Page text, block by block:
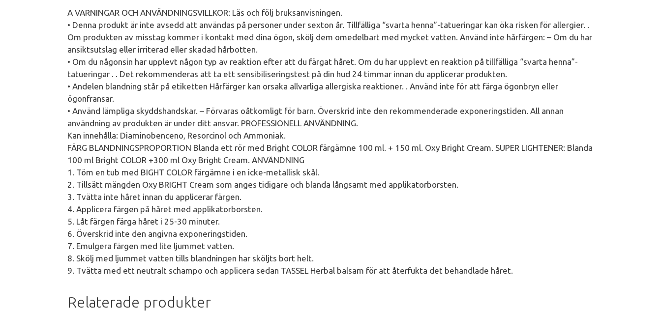
A VARNINGAR OCH ANVÄNDNINGSVILLKOR: Läs och följ bruksanvisningen.
• Denna produkt är inte avsedd att användas på personer under sexton år. Tillfälliga “svarta henna”-tatueringar kan öka risken för allergier. .
Om produkten av misstag kommer i kontakt med dina ögon, skölj dem omedelbart med mycket vatten. Använd inte hårfärgen: – Om du har
ansiktsutslag eller irriterad eller skadad hårbotten.
• Om du någonsin har upplevt någon typ av reaktion efter att du färgat håret. Om du har upplevt en reaktion på tillfälliga “svarta henna”-
tatueringar . . Det rekommenderas att ta ett sensibiliseringstest på din hud 24 timmar innan du applicerar produkten.
• Andelen blandning står på etiketten Hårfärger kan orsaka allvarliga allergiska reaktioner. . Använd inte för att färga ögonbryn eller
ögonfransar.
• Använd lämpliga skyddshandskar. – Förvaras oåtkomligt för barn. Överskrid inte den rekommenderade exponeringstiden. All annan
användning av produkten är under ditt ansvar. PROFESSIONELL ANVÄNDNING.
Kan innehålla: Diaminobenceno, Resorcinol och Ammoniak.
FÄRG BLANDNINGSPROPORTION Blanda ett rör med Bright COLOR färgämne 100 ml. + 150 ml. Oxy Bright Cream. SUPER LIGHTENER: Blanda
100 ml Bright COLOR +300 ml Oxy Bright Cream. ANVÄNDNING
1. Töm en tub med BIGHT COLOR färgämne i en icke-metallisk skål.
2. Tillsätt mängden Oxy BRIGHT Cream som anges tidigare och blanda långsamt med applikatorborsten.
3. Tvätta inte håret innan du applicerar färgen.
4. Applicera färgen på håret med applikatorborsten.
5. Låt färgen färga håret i 25-30 minuter.
6. Överskrid inte den angivna exponeringstiden.
7. Emulgera färgen med lite ljummet vatten.
8. Skölj med ljummet vatten tills blandningen har sköljts bort helt.
9. Tvätta med ett neutralt schampo och applicera sedan TASSEL Herbal balsam för att återfukta det behandlade håret.
Relaterade produkter